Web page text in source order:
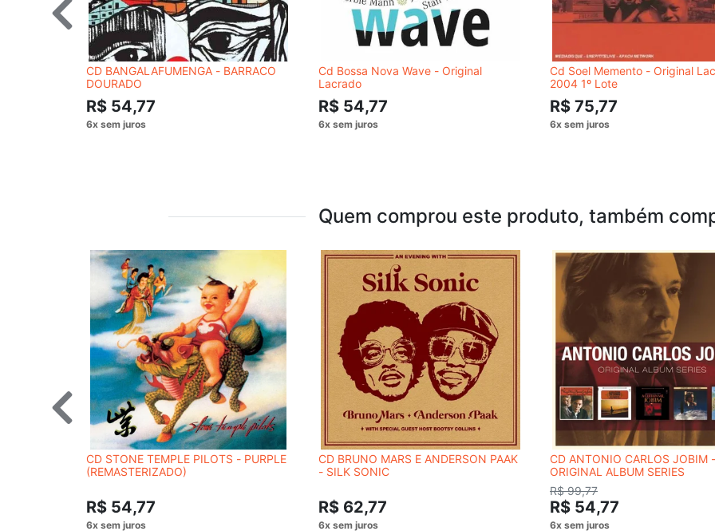
CD BANGALAFUMENGA - BARRACO
DOURADO
R$ 54,77
Cd Bossa Nova Wave - Original
Lacrado
R$ 54,77
Cd Soel Memento - Original
2004 1º Lote
R$ 75,77
Quem comprou este produto, também
CD STONE TEMPLE PILOTS - PURPLE
(REMASTERIZADO)
R$ 54,77
CD BRUNO MARS E ANDERSON PAAK
- SILK SONIC
R$ 62,77
CD ANTONIO CARLOS JOBIM -
ORIGINAL ALBUM SERIES
R$ 99,77
R$ 54,77